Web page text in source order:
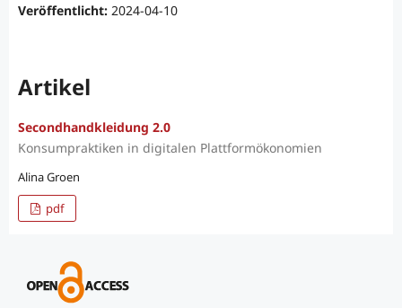
Veröffentlicht: 2024-04-10
Artikel
Secondhandkleidung 2.0
Konsumpraktiken in digitalen Plattformökonomien
Alina Groen
pdf